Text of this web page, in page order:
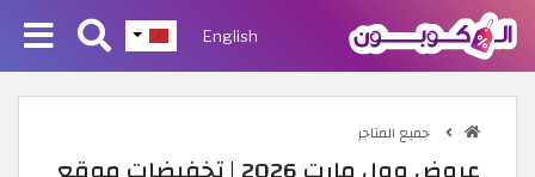
English
جميع المتاجر